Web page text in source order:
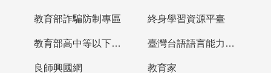
教育部詐騙防制專區 終身學習資源平臺
教育部高中等以下學校及幼兒園教師資格檢定考試 臺灣台語語言能力認證網站
良師興國網
教育家